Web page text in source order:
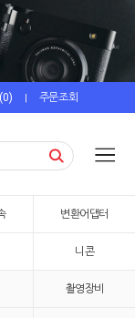
0) | 주문조회
변환어댑터
니콘
촬영장비